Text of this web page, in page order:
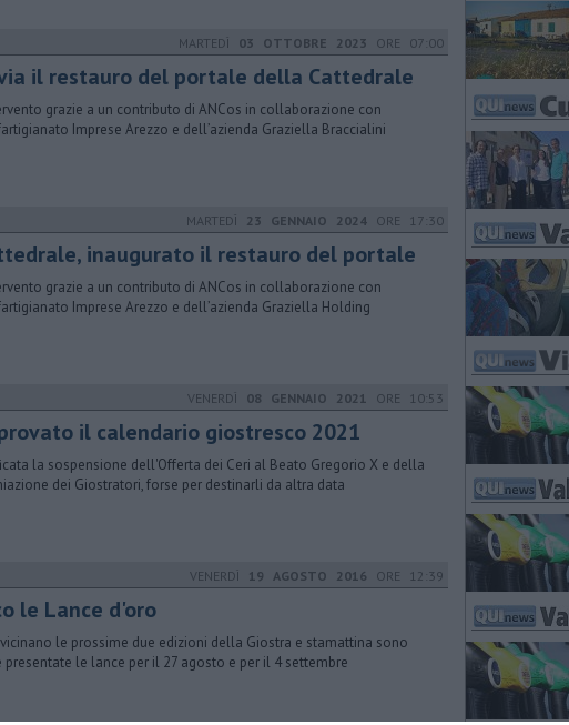
MARTEDÌ 03 OTTOBRE 2023 ORE 07:00
il restauro del portale della Cattedrale
grazie a un contributo di ANCos in collaborazione con
Imprese Arezzo e dell’azienda Graziella Braccialini
MARTEDÌ 23 GENNAIO 2024 ORE 17:30
inaugurato il restauro del portale
grazie a un contributo di ANCos in collaborazione con
Imprese Arezzo e dell’azienda Graziella Holding
VENERDÌ 08 GENNAIO 2021 ORE 10:53
il calendario giostresco 2021
la sospensione dell'Offerta dei Ceri al Beato Gregorio X e della
dei Giostratori, forse per destinarli da altra data
VENERDÌ 19 AGOSTO 2016 ORE 12:39
le Lance d'oro
le prossime due edizioni della Giostra e stamattina sono
presentate le lance per il 27 agosto e per il 4 settembre